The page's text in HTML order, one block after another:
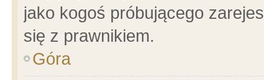
jako kogoś próbującego
się z prawnikiem.
Góra